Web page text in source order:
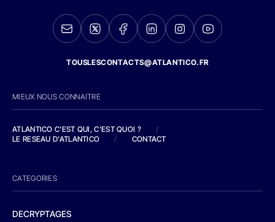
TOUSLESCONTACTS@ATLANTICO.FR
MIEUX NOUS CONNAITRE
ATLANTICO C'EST QUI, C'EST QUOI ?
/
LE RESEAU D'ATLANTICO
/ CONTACT
CATEGORIES
DECRYPTAGES